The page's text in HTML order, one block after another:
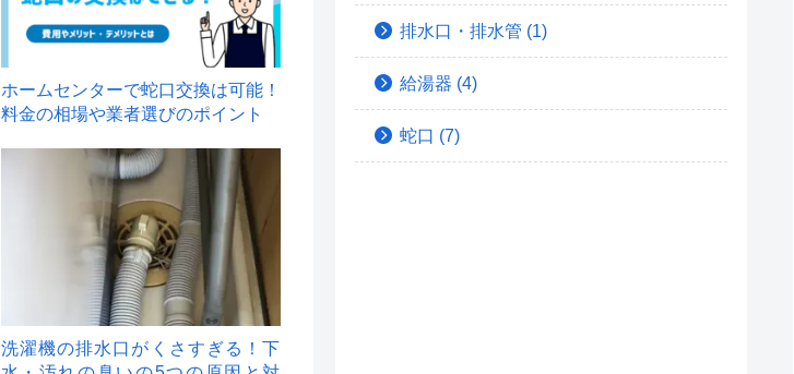
ホームセンターで蛇口交換は可能！
料金の相場や業者選びのポイント
洗濯機の排水口がくさすぎる！下
排水口・排水管 (1)
給湯器 (4)
蛇口 (7)